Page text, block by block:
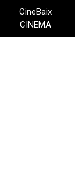
CineBaix
CINEMA